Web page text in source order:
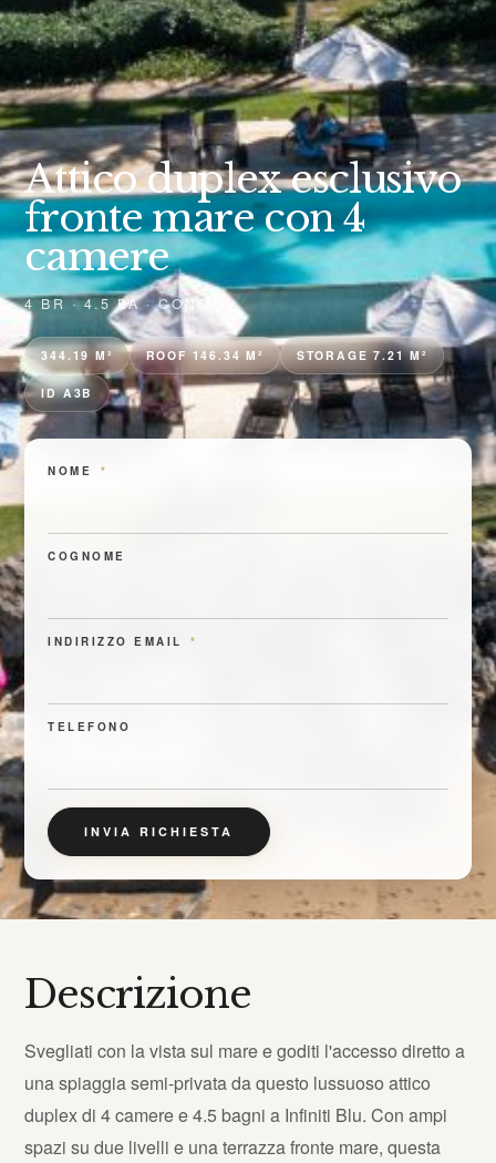
Attico duplex esclusivo
fronte mare con 4
camere
4 BR · 4.5 BA · CONDO
344.19 M² ROOF 146.34 M² STORAGE 7.21 M²
ID A3B
NOME *
COGNOME
INDIRIZZO EMAIL *
TELEFONO
INVIA RICHIESTA
Descrizione
Svegliati con la vista sul mare e goditi l'accesso diretto a
una spiaggia semi-privata da questo lussuoso attico
duplex di 4 camere e 4.5 bagni a Infiniti Blu. Con ampi
spazi su due livelli e una terrazza fronte mare, questa